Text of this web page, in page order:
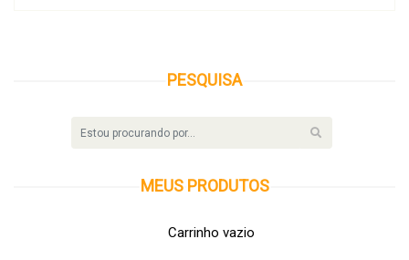
PESQUISA
MEUS PRODUTOS
Carrinho vazio